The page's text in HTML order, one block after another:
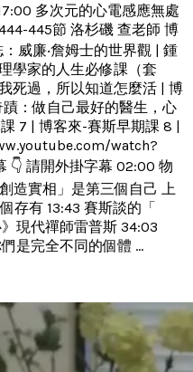
多次元的心電感應無處
445節 洛杉磯 查老師 博
威廉‧詹姆士的世界觀 | 鍾
學家的人生必修課（套
死過，所以知道怎麼活 | 博
：做自己最好的醫生，心
7 | 博客來-賽斯早期課 8 |
watch?
👇 請開外掛字幕 02:00 物
造實相」是第三個自己 上
存有 13:43 賽斯談的「
現代禪師雷普斯 34:03
是完全不同的個體 ...